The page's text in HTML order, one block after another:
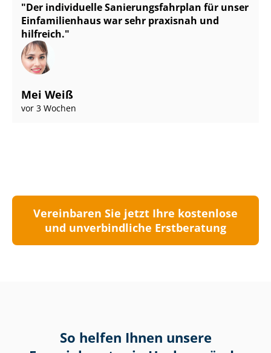
Der individuelle Sa­nie­rungs­fahr­plan für unser
Einfamilienhaus war sehr praxisnah und
hilfreich.
Mei Weiß
vor 3 Wochen
Vereinbaren Sie jetzt Ihre kostenlose
und unverbindliche Erstberatung
So helfen Ihnen unsere